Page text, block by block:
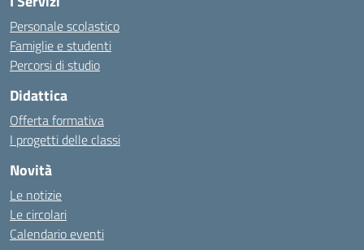
Personale scolastico
Famiglie e studenti
Percorsi di studio
Didattica
Offerta formativa
I progetti delle classi
Novità
Le notizie
Le circolari
Calendario eventi